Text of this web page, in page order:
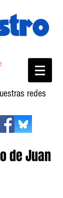
redes
de Juan